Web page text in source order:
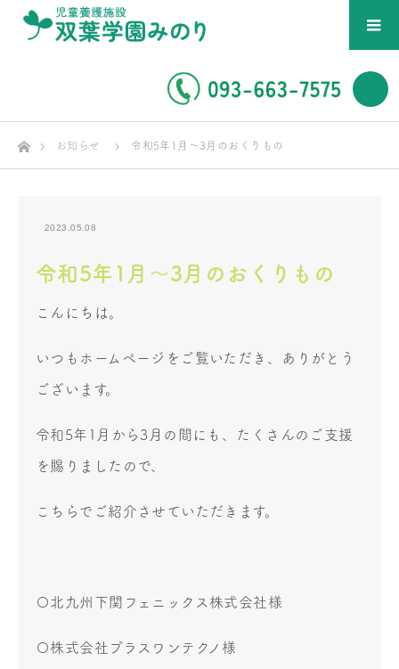
ホームお知らせ 令和5年1月～3月のおくりもの
2023.05.08
令和5年1月～3月のおくりもの
こんにちは。
いつもホームページをご覧いただき、ありがとう
ございます。
令和5年1月から3月の間にも、たくさんのご支援
を賜りましたので、
こちらでご紹介させていただきます。
〇北九州下関フェニックス株式会社様
〇株式会社プラスワンテクノ様